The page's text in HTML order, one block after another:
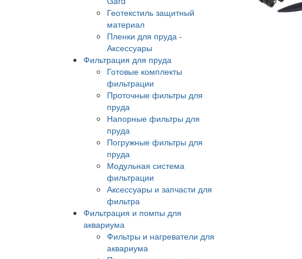
Геотекстиль защитный
материал
Пленки для пруда -
Аксессуары
Фильтрация для пруда
Готовые комплекты
фильтрации
Проточные фильтры для
пруда
Напорные фильтры для
пруда
Погружные фильтры для
пруда
Модульная система
фильтрации
Аксессуары и запчасти для
фильтра
Фильтрация и помпы для
аквариума
Фильтры и нагреватели для
аквариума